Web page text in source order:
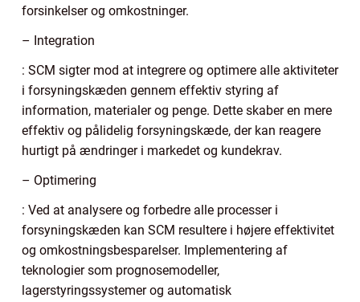
forsinkelser og omkostninger.
– Integration
: SCM sigter mod at integrere og optimere alle aktiviteter
i forsyningskæden gennem effektiv styring af
information, materialer og penge. Dette skaber en mere
effektiv og pålidelig forsyningskæde, der kan reagere
hurtigt på ændringer i markedet og kundekrav.
– Optimering
: Ved at analysere og forbedre alle processer i
forsyningskæden kan SCM resultere i højere effektivitet
og omkostningsbesparelser. Implementering af
teknologier som prognosemodeller,
lagerstyringssystemer og automatisk